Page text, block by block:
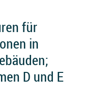
für
in
D und E